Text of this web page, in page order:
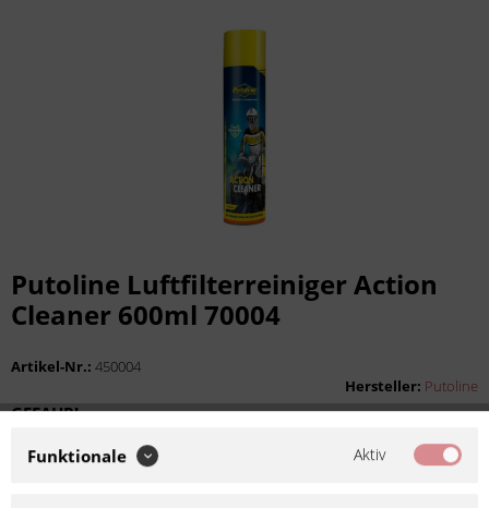
Putoline Luftfilterreiniger Action
Cleaner 600ml 70004
Artikel-Nr.: 450004
Hersteller: Putoline
GEFAHR!
Funktionale Aktiv